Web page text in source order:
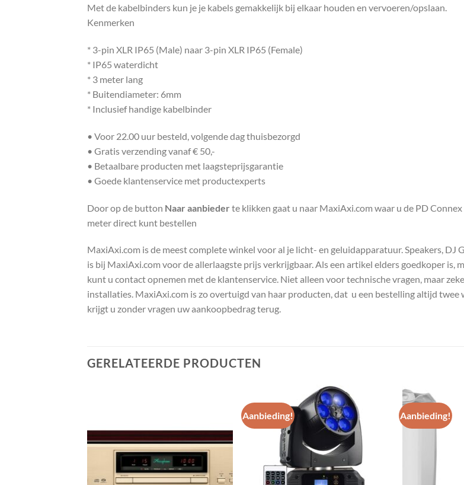
Met de kabelbinders kun je je kabels gemakkelijk bij elkaar houden en vervoeren/opslaan.
Kenmerken
* 3-pin XLR IP65 (Male) naar 3-pin XLR IP65 (Female)
* IP65 waterdicht
* 3 meter lang
* Buitendiameter: 6mm
* Inclusief handige kabelbinder
• Voor 22.00 uur besteld, volgende dag thuisbezorgd
• Gratis verzending vanaf € 50,-
• Betaalbare producten met laagsteprijsgarantie
• Goede klantenservice met productexperts
Door op de button Naar aanbieder te klikken gaat u naar MaxiAxi.com waar u de PD
meter direct kunt bestellen
MaxiAxi.com is de meest complete winkel voor al je licht- en geluidapparatuur. Speakers, DJ
is bij MaxiAxi.com voor de allerlaagste prijs verkrijgbaar. Als een artikel elders goedkoper is,
kunt u contact opnemen met de klantenservice. Niet alleen voor technische vragen, maar
installaties. MaxiAxi.com is zo overtuigd van haar producten, dat u een bestelling altijd
krijgt u zonder vragen uw aankoopbedrag terug.
GERELATEERDE PRODUCTEN
Toevoegen
aan
wenslijst
Aanbieding!
Toevoegen
Aanbieding!